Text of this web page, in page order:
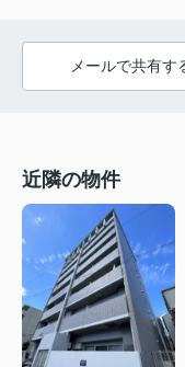
メールで共有す
近隣の物件